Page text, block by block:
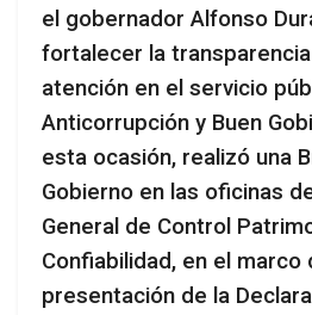
el gobernador Alfonso
fortalecer la
atención en el servicio
Anticorrupción y Buen
esta ocasión, realizó una
Gobierno en las oficinas
General de Control
Confiabilidad, en el marco
presentación de la